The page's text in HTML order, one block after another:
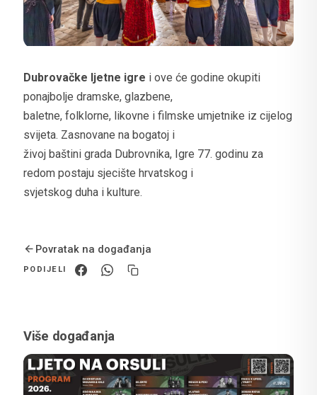
Dubrovačke ljetne igre i ove će godine okupiti
ponajbolje dramske, glazbene,
baletne, folklorne, likovne i filmske umjetnike iz cijelog
svijeta. Zasnovane na bogatoj i
živoj baštini grada Dubrovnika, Igre 77. godinu za
redom postaju sjecište hrvatskog i
svjetskog duha i kulture.
Povratak na događanja
PODIJELI
Više događanja